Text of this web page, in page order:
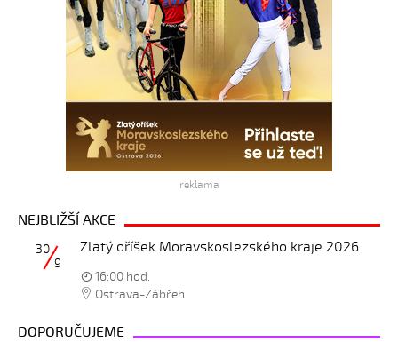
reklama
NEJBLIŽŠÍ AKCE
Zlatý oříšek Moravskoslezského kraje 2026
30
9
16:00 hod.
Ostrava-Zábřeh
DOPORUČUJEME